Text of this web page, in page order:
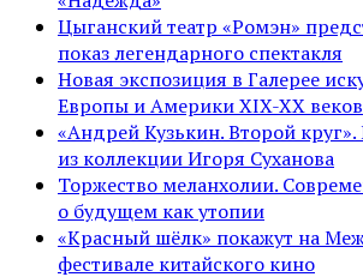
Цыганский театр «Ромэн»
показ легендарного спектакля
Новая экспозиция в Галерее
Европы и Америки XIX-XX веков
«Андрей Кузькин. Второй
из коллекции Игоря Суханова
Торжество меланхолии.
о будущем как утопии
«Красный шёлк» покажут на
фестивале китайского кино